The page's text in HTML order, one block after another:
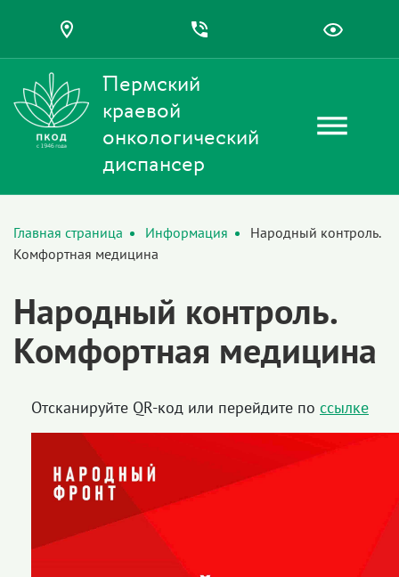
Пермский
краевой
онкологический
диспансер
Главная страница Информация
Народный контроль.
Комфортная медицина
Народный контроль.
Комфортная медицина
Отсканируйте QR-код или перейдите по ссылке